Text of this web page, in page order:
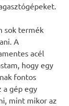
sok termék
A
acél
hogy egy
fontos
a gép egy
mint mikor az